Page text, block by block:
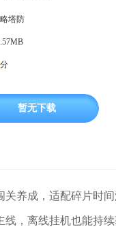
塔防
分
暂无下载
关养成，适配碎片时
，离线挂机也能持